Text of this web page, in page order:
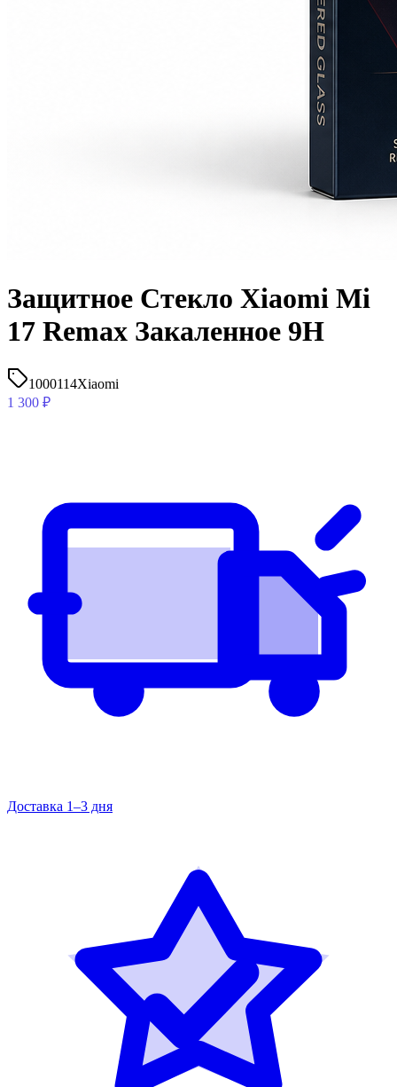
Защитное Стекло Xiaomi Mi
17 Remax Закаленное 9H
1000114Xiaomi
1 300 ₽
Доставка 1–3 дня